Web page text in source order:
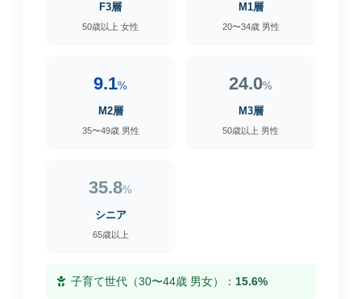
F3層
50歳以上 女性
M1層
20〜34歳 男性
9.1%
M2層
35〜49歳 男性
24.0%
M3層
50歳以上 男性
35.8%
シニア
65歳以上
子育て世代（30〜44歳 男女）： 15.6%